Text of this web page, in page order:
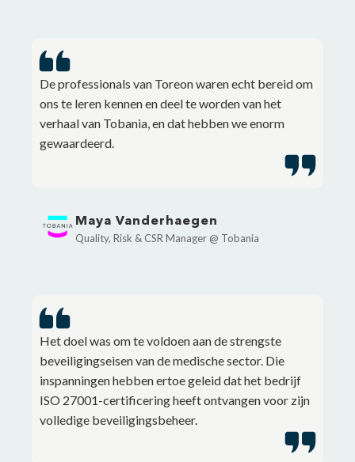
De professionals van Toreon waren echt bereid om
ons te leren kennen en deel te worden van het
verhaal van Tobania, en dat hebben we enorm
gewaardeerd.
Maya Vanderhaegen
Quality, Risk & CSR Manager @ Tobania
Het doel was om te voldoen aan de strengste
beveiligingseisen van de medische sector. Die
inspanningen hebben ertoe geleid dat het bedrijf
ISO 27001-certificering heeft ontvangen voor zijn
volledige beveiligingsbeheer.